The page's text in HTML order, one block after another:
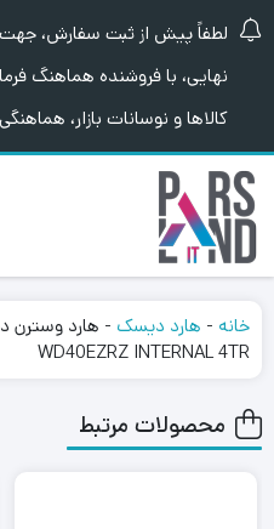
لطفاً پیش از ثبت سفارش،
نهایی، با فروشنده هماهنگ
کالاها و نوسانات بازار،
خانه - هارد دیسک -
WD40EZRZ INTERNAL 4TR
محصولات مرتبط